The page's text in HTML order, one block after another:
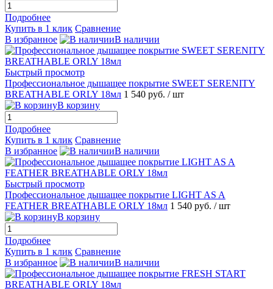
Подробнее
Купить в 1 клик Сравнение
В избранное
В наличии
Быстрый просмотр
Профессиональное дышащее покрытие SWEET SERENITY
BREATHABLE ORLY 18мл 1 540 руб. / шт
В корзину
Подробнее
Купить в 1 клик Сравнение
В избранное
В наличии
Быстрый просмотр
Профессиональное дышащее покрытие LIGHT AS A
FEATHER BREATHABLE ORLY 18мл 1 540 руб. / шт
В корзину
Подробнее
Купить в 1 клик Сравнение
В избранное
В наличии